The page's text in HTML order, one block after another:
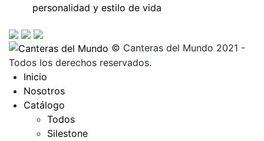
personalidad y estilo de vida
© Canteras del Mundo 2021 -
Todos los derechos reservados.
Inicio
Nosotros
Catálogo
Todos
Silestone